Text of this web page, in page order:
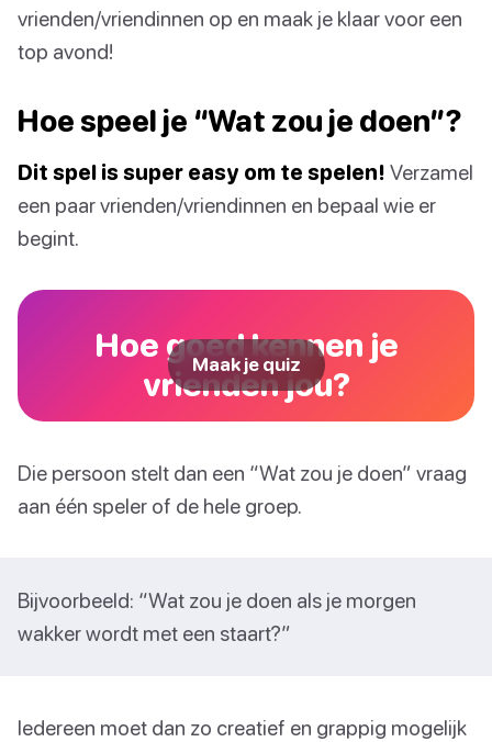
vrienden/vriendinnen op en maak je klaar voor een
top avond!
Hoe speel je “Wat zou je doen”?
Dit spel is super easy om te spelen! Verzamel
een paar vrienden/vriendinnen en bepaal wie er
begint.
Hoe goed kennen je
vrienden jou?
Maak je quiz
Die persoon stelt dan een “Wat zou je doen” vraag
aan één speler of de hele groep.
Bijvoorbeeld: “Wat zou je doen als je morgen
wakker wordt met een staart?”
Iedereen moet dan zo creatief en grappig mogelijk